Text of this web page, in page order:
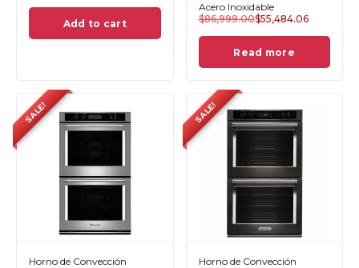
Add to cart
Acero Inoxidable
$86,999.00$55,484.06
Read more
SALE!
Horno de Convección
SALE!
Horno de Convección